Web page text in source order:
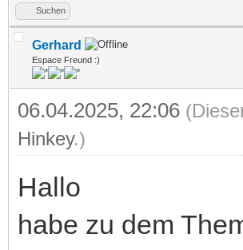
Suchen
Gerhard
Espace Freund :)
06.04.2025, 22:06
Hinkey.)
Hallo
habe zu dem